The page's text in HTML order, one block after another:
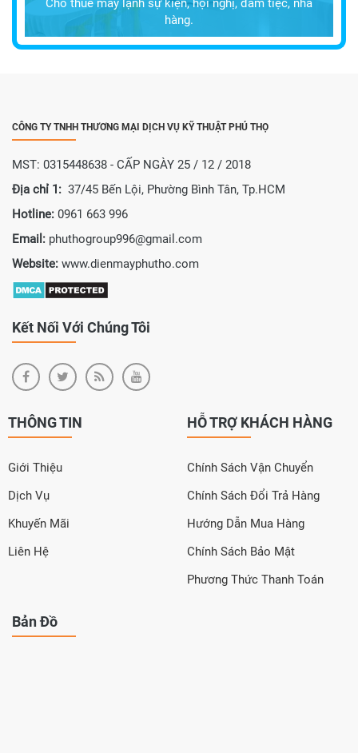
Cho thuê máy lạnh sự kiện, hội nghị, đám tiệc, nhà
hàng.
CÔNG TY TNHH THƯƠNG MẠI DỊCH VỤ KỸ THUẬT PHÚ THỌ
MST: 0315448638 - CẤP NGÀY 25 / 12 / 2018
Địa chỉ 1: 37/45 Bến Lội, Phường Bình Tân, Tp.HCM
Hotline: 0961 663 996
Email: phuthogroup996@gmail.com
Website: www.dienmayphutho.com
Kết Nối Với Chúng Tôi
THÔNG TIN
Giới Thiệu
Dịch Vụ
Khuyến Mãi
Liên Hệ
HỖ TRỢ KHÁCH HÀNG
Chính Sách Vận Chuyển
Chính Sách Đổi Trả Hàng
Hướng Dẫn Mua Hàng
Chính Sách Bảo Mật
Phương Thức Thanh Toán
Bản Đồ